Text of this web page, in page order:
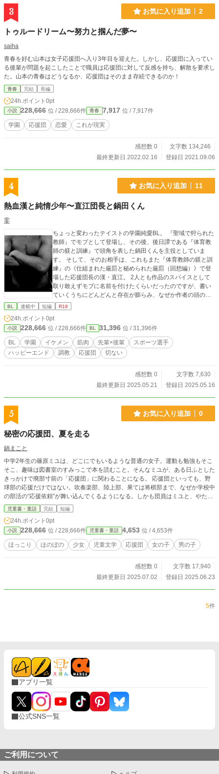
3 お気に入り追加 2
トゥルードリーム〜努力と掴んだ夢〜
saiha
青春を好む山本は女子応援団へ入り3年目を迎えた。しかし、応援団に入ってい
る後輩が問題を起こしたことで職員は応援団に対して反感を持ち、解散を要求し
た。山本の青春はどうなるか、応援団はそのまま存続できるのか！
青春 完結 長編
24h.ポイント 0pt
小説 228,666 位 / 228,666件 青春 7,917 位 / 7,917件
学園 応援団 恋愛 これが現実
感想数 0
文字数 134,246
最終更新日 2022.02.16
登録日 2021.09.06
4 お気に入り追加 11
熱血漢と純情少年〜直江団長と鍋田くん
零
ちょっと変わったテイストの学園純愛BL。 『聖域で狩られた
教師』でモブとして登場し、その後、後日譚である『体育教
師の躾と訓練』で頭角を表した鍋田くんを主役としていま
す。 そして、そのお相手は、これもまた『体育教師の躾と訓
練』の《仕組まれた厳罰と秘められた厳罰（回想編）》で登
場した応援団長の漢・直江。 2人とも作品のスパイスとして
取り敢えずモブに名前を付けたくらいだったのですが、書い
ていくうちにどんどんと存在が膨らみ、なぜか作者の頭の中
で、この2人の間に純愛が生まれてしまいました。 ただし、
とができるかどうか、、、 どう考えても純情少年が口にする
とは思えない発言を鍋田くんはしているし。 なので、なるべ
く本編に沿うように書きますが、パラレル番外編として優し
く受け止めていただけると嬉しいです。 また、“純愛”をテー
マにしているため、R指定無しを目指そうかと思っていまし
R18設定にしています。 よろしくお願いいたします。
BL 連載中 短編 R18
24h.ポイント 0pt
小説 228,666 位 / 228,666件 BL 31,396 位 / 31,396件
BL 学園 イケメン 筋肉 先輩×後輩
スポーツ選手
ハッピーエンド
調教 応援団 切ない
感想数 0
文字数 7,630
最終更新日 2025.05.21
登録日 2025.05.16
5 お気に入り追加 0
秘密の応援団、夏を走る
鍋まこと
中学2年生の篠原ミユは、どこにでもいるような普通の女子。運動も勉強もそこ
そこ、趣味は図書室のすみっこで本を読むこと。そんなミユが、ある日ふとした
きっかけで廃部寸前の「応援団」に関わることになる。 応援団といっても、野
球部の応援だけではない。吹奏楽部、陸上部、果ては将棋部まで、なぜか学校中
の部活の“応援依頼”が舞い込んでくるようになる。しかも団員はミユと、やたら
ポジティブでお調子者の男子・カンジ、それに無口で目つきの鋭い一年生女子・
チカの3人だけ。 最初はめんどくさいと思っていたミユだが、さまざまな部活の
「舞台裏」を知るうちに、自分にも何かを応援する力があるのかもしれないと思
いはじめる。汗と涙の練習、くすぶる悔しさ、誰にも見えない努力――そんな仲
間の姿を“応援する側”として見つめた夏が、少しずつミユのなかの何かを変えて
いく。 やがて彼女たちは、自分たちの“応援”がちょっとした奇跡を呼ぶことにな
児童書・童話 完結 短編
24h.ポイント 0pt
小説 228,666 位 / 228,666件 児童書・童話 4,653 位 / 4,653件
ほっこり ほのぼの 少女 児童文学 応援団 女の子 男の子
感想数 0
文字数 17,940
最終更新日 2025.07.02
登録日 2025.06.23
5件
アプリ一覧
公式SNS一覧
ご利用について